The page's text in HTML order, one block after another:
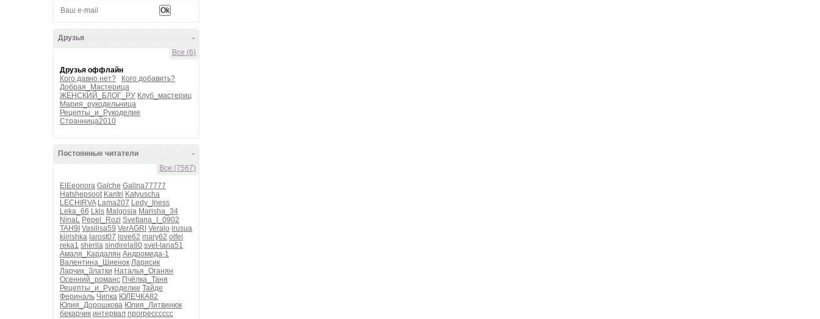
-
Друзья
Все (6)
Друзья оффлайн
Кого давно нет?
Кого добавить?
Добрая_Мастерица
ЖЕНСКИЙ_БЛОГ_РУ Клуб_мастериц
Мария_рукодельница
Рецепты_и_Рукоделие
Странница2010
-
Постоянные читатели
Все (7567)
ElEeonora Galche Galina77777
Hatshepsoot Kantri Katyuscha
LECHIRVA Lama207 Ledy_Iness
Leka_66 Lkis Malgosia Marisha_34
NinaL Pepel_Rozi Svetlana_I_0902
TAH9I Vasilisa59 VerAGRI Veralo irusua
kiirishka larost07 love62 mary62 olfel
reka1 sherila sindirela80 svet-lana51
Амаля_Кардалян Андромеда-1
Валентина_Шиенок Ларисик
Ларчик_Златки Наталья_Оганян
Осенний_романс Пчёлка_Таня
Рецепты_и_Рукоделие Тайде
Фериналь Чипка ЮЛЕЧКА82
Юлия_Дорошкова Юлия_Литвинюк
бекарчик интервал прогресссссс